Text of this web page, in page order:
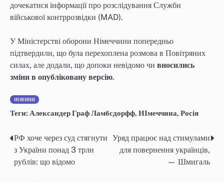
дочекатися інформації про розслідування Служби
військової контррозвідки (MAD).
У Міністерстві оборони Німеччини попередньо
підтвердили, що була перехоплена розмова в Повітряних
силах, але додали, що допоки невідомо чи вносились
зміни в опубліковану версію.
НОВИНИ
Теги: Александер Граф Ламбсдорфф, НІмеччина, Росія
Навігація
записів
РФ хоче через суд стягнути
з України понад 3 трлн
рублів: що відомо
Уряд працює над стимулами
для повернення українців,
— Шмигаль